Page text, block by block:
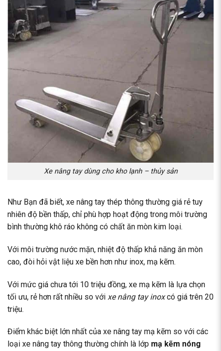
Xe nâng tay dùng cho kho lạnh – thủy sản
Như Bạn đã biết, xe nâng tay thép thông thường giá rẻ tuy
nhiên độ bền thấp, chỉ phù hợp hoạt động trong môi trường
bình thường khô ráo không có chất ăn mòn kim loại.
Với môi trường nước mặn, nhiệt độ thấp khả năng ăn mòn
cao, đòi hỏi vật liệu xe bền hơn như inox, mạ kẽm.
Với mức giá chưa tới 10 triệu đồng, xe mạ kẽm là lựa chọn
tối ưu, rẻ hơn rất nhiều so với xe nâng tay inoxcó giá trên 20
triệu.
Điểm khác biệt lớn nhất của xe nâng tay mạ kẽm so với các
loại xe nâng tay thông thường chính là lớp mạ kẽm nóng